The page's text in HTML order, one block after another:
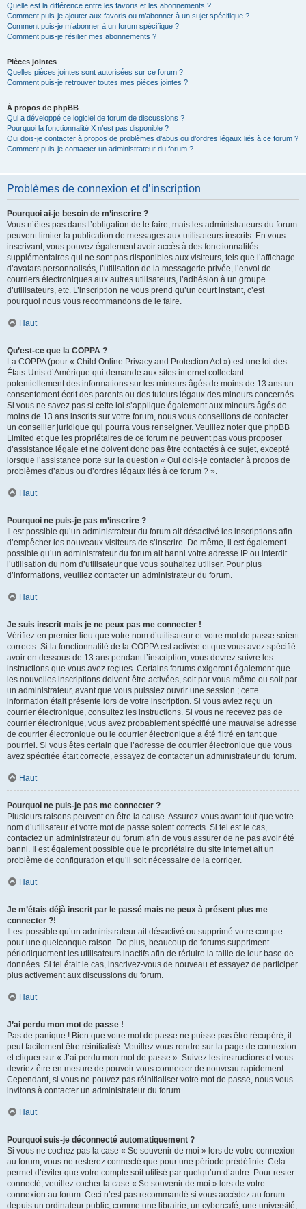
Quelle est la différence entre les favoris et les abonnements ?
Comment puis-je ajouter aux favoris ou m’abonner à un sujet spécifique ?
Comment puis-je m’abonner à un forum spécifique ?
Comment puis-je résilier mes abonnements ?
Pièces jointes
Quelles pièces jointes sont autorisées sur ce forum ?
Comment puis-je retrouver toutes mes pièces jointes ?
À propos de phpBB
Qui a développé ce logiciel de forum de discussions ?
Pourquoi la fonctionnalité X n’est pas disponible ?
Qui dois-je contacter à propos de problèmes d’abus ou d’ordres légaux liés à ce forum ?
Comment puis-je contacter un administrateur du forum ?
Problèmes de connexion et d’inscription
Pourquoi ai-je besoin de m’inscrire ?
Vous n’êtes pas dans l’obligation de le faire, mais les administrateurs du forum
peuvent limiter la publication de messages aux utilisateurs inscrits. En vous
inscrivant, vous pouvez également avoir accès à des fonctionnalités
supplémentaires qui ne sont pas disponibles aux visiteurs, tels que l’affichage
d’avatars personnalisés, l’utilisation de la messagerie privée, l’envoi de
courriers électroniques aux autres utilisateurs, l’adhésion à un groupe
d’utilisateurs, etc. L’inscription ne vous prend qu’un court instant, c’est
pourquoi nous vous recommandons de le faire.
Haut
Qu’est-ce que la COPPA ?
La COPPA (pour « Child Online Privacy and Protection Act ») est une loi des
États-Unis d’Amérique qui demande aux sites internet collectant
potentiellement des informations sur les mineurs âgés de moins de 13 ans un
consentement écrit des parents ou des tuteurs légaux des mineurs concernés.
Si vous ne savez pas si cette loi s’applique également aux mineurs âgés de
moins de 13 ans inscrits sur votre forum, nous vous conseillons de contacter
un conseiller juridique qui pourra vous renseigner. Veuillez noter que phpBB
Limited et que les propriétaires de ce forum ne peuvent pas vous proposer
d’assistance légale et ne doivent donc pas être contactés à ce sujet, excepté
lorsque l’assistance porte sur la question « Qui dois-je contacter à propos de
problèmes d’abus ou d’ordres légaux liés à ce forum ? ».
Haut
Pourquoi ne puis-je pas m’inscrire ?
Il est possible qu’un administrateur du forum ait désactivé les inscriptions afin
d’empêcher les nouveaux visiteurs de s’inscrire. De même, il est également
possible qu’un administrateur du forum ait banni votre adresse IP ou interdit
l’utilisation du nom d’utilisateur que vous souhaitez utiliser. Pour plus
d’informations, veuillez contacter un administrateur du forum.
Haut
Je suis inscrit mais je ne peux pas me connecter !
Vérifiez en premier lieu que votre nom d’utilisateur et votre mot de passe soient
corrects. Si la fonctionnalité de la COPPA est activée et que vous avez spécifié
avoir en dessous de 13 ans pendant l’inscription, vous devrez suivre les
instructions que vous avez reçues. Certains forums exigeront également que
les nouvelles inscriptions doivent être activées, soit par vous-même ou soit par
un administrateur, avant que vous puissiez ouvrir une session ; cette
information était présente lors de votre inscription. Si vous aviez reçu un
courrier électronique, consultez les instructions. Si vous ne recevez pas de
courrier électronique, vous avez probablement spécifié une mauvaise adresse
de courrier électronique ou le courrier électronique a été filtré en tant que
pourriel. Si vous êtes certain que l’adresse de courrier électronique que vous
avez spécifiée était correcte, essayez de contacter un administrateur du forum.
Haut
Pourquoi ne puis-je pas me connecter ?
Plusieurs raisons peuvent en être la cause. Assurez-vous avant tout que votre
nom d’utilisateur et votre mot de passe soient corrects. Si tel est le cas,
contactez un administrateur du forum afin de vous assurer de ne pas avoir été
banni. Il est également possible que le propriétaire du site internet ait un
problème de configuration et qu’il soit nécessaire de la corriger.
Haut
Je m’étais déjà inscrit par le passé mais ne peux à présent plus me
connecter ?!
Il est possible qu’un administrateur ait désactivé ou supprimé votre compte
pour une quelconque raison. De plus, beaucoup de forums suppriment
périodiquement les utilisateurs inactifs afin de réduire la taille de leur base de
données. Si tel était le cas, inscrivez-vous de nouveau et essayez de participer
plus activement aux discussions du forum.
Haut
J’ai perdu mon mot de passe !
Pas de panique ! Bien que votre mot de passe ne puisse pas être récupéré, il
peut facilement être réinitialisé. Veuillez vous rendre sur la page de connexion
et cliquer sur « J’ai perdu mon mot de passe ». Suivez les instructions et vous
devriez être en mesure de pouvoir vous connecter de nouveau rapidement.
Cependant, si vous ne pouvez pas réinitialiser votre mot de passe, nous vous
invitons à contacter un administrateur du forum.
Haut
Pourquoi suis-je déconnecté automatiquement ?
Si vous ne cochez pas la case « Se souvenir de moi » lors de votre connexion
au forum, vous ne resterez connecté que pour une période prédéfinie. Cela
permet d’éviter que votre compte soit utilisé par quelqu’un d’autre. Pour rester
connecté, veuillez cocher la case « Se souvenir de moi » lors de votre
connexion au forum. Ceci n’est pas recommandé si vous accédez au forum
depuis un ordinateur public, comme une librairie, un cybercafé, une université,